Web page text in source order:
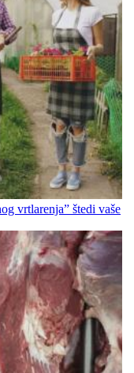
vrtlarenja” štedi vaše